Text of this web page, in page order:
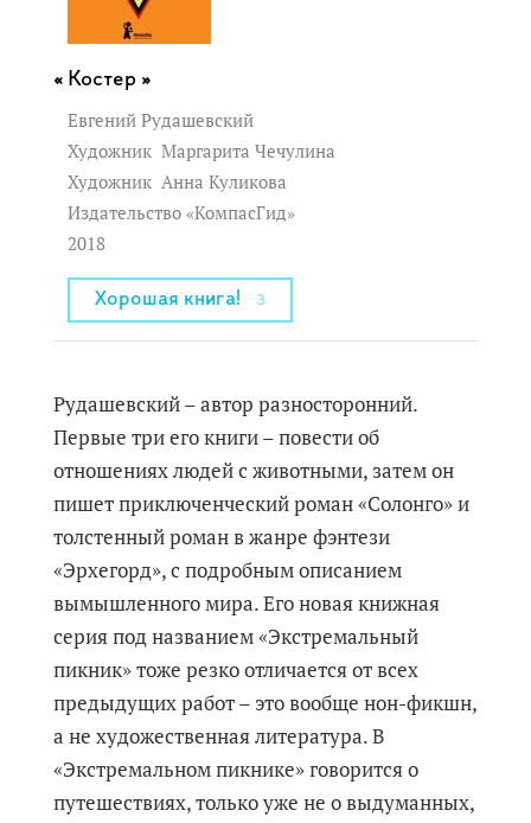
Костер »
Евгений Рудашевский
Художник Маргарита Чечулина
Художник Анна Куликова
Издательство «КомпасГид»
2018
Хорошая книга! 3
Рудашевский – автор разносторонний.
Первые три его книги – повести об
отношениях людей с животными, затем он
пишет приключенческий роман «Солонго» и
толстенный роман в жанре фэнтези
«Эрхегорд», с подробным описанием
вымышленного мира. Его новая книжная
серия под названием «Экстремальный
пикник» тоже резко отличается от всех
предыдущих работ – это вообще нон-фикшн,
а не художественная литература. В
«Экстремальном пикнике» говорится о
путешествиях, только уже не о выдуманных,